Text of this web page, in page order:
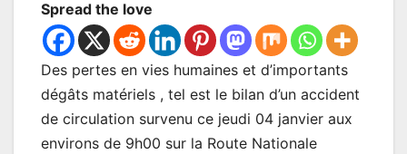
Spread the love
Des pertes en vies humaines et d’importants
dégâts matériels , tel est le bilan d’un accident
de circulation survenu ce jeudi 04 janvier aux
environs de 9h00 sur la Route Nationale